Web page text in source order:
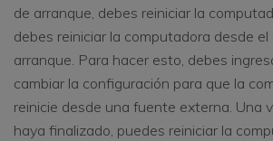
de arranque, debes reiniciar la
debes reiniciar la computadora desde
arranque. Para hacer esto, debes
cambiar la configuración para que la
reinicie desde una fuente externa. Una
haya finalizado, puedes reiniciar la